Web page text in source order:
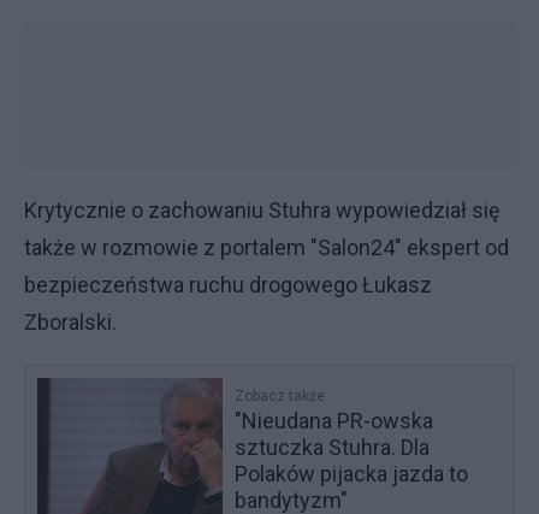
Krytycznie o zachowaniu Stuhra wypowiedział się
także w rozmowie z portalem "Salon24" ekspert od
bezpieczeństwa ruchu drogowego Łukasz
Zboralski.
Zobacz także
"Nieudana PR-owska
sztuczka Stuhra. Dla
Polaków pijacka jazda to
bandytyzm"